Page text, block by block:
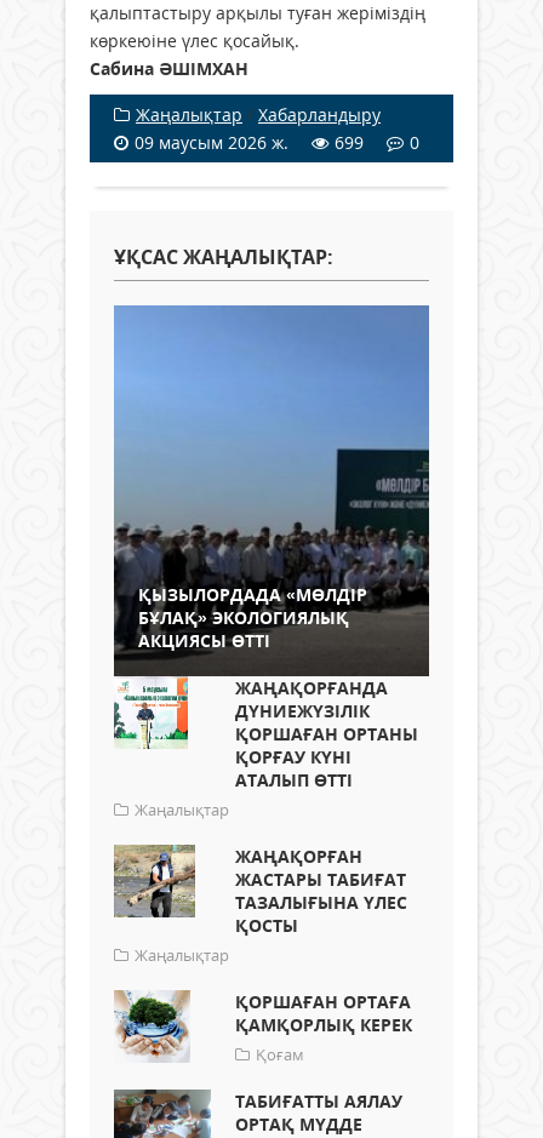
қалыптастыру арқылы туған жеріміздің
көркеюіне үлес қосайық.
Сабина ӘШІМХАН
Жаңалықтар / Хабарландыру
09 маусым 2026 ж.
699 0
ҰҚСАС ЖАҢАЛЫҚТАР:
ҚЫЗЫЛОРДАДА «МӨЛДІР
БҰЛАҚ» ЭКОЛОГИЯЛЫҚ
АКЦИЯСЫ ӨТТІ
ЖАҢАҚОРҒАНДА
ДҮНИЕЖҮЗІЛІК
ҚОРШАҒАН ОРТАНЫ
ҚОРҒАУ КҮНІ
АТАЛЫП ӨТТІ
Жаңалықтар
ЖАҢАҚОРҒАН
ЖАСТАРЫ ТАБИҒАТ
ТАЗАЛЫҒЫНА ҮЛЕС
ҚОСТЫ
Жаңалықтар
ҚОРШАҒАН ОРТАҒА
ҚАМҚОРЛЫҚ КЕРЕК
Қоғам
ТАБИҒАТТЫ АЯЛАУ
ОРТАҚ МҮДДЕ